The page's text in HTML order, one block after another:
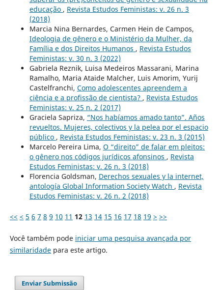
educação , Revista Estudos Feministas: v. 26 n. 3
(2018)
Marcia Nina Bernardes, Carmen Hein de Campos,
Ideologia de gênero e o Ministério da Mulher, da
Família e dos Direitos Humanos , Revista Estudos
Feministas: v. 30 n. 3 (2022)
Gabriela Reznik, Luisa Medeiros Massarani, Marina
Ramalho, Maria Ataide Malcher, Luis Amorim, Yurij
Castelfranchi, Como adolescentes apreendem a
ciência e a profissão de cientista? , Revista Estudos
Feministas: v. 25 n. 2 (2017)
Graciela Sapriza, “Nos habíamos amado tanto”. Años
revueltos. Mujeres, colectivos y la pelea por el espacio
público , Revista Estudos Feministas: v. 23 n. 3 (2015)
Marcelo Pereira Lima, O “direito” de falar em pleitos:
o gênero nos códigos jurídicos afonsinos , Revista
Estudos Feministas: v. 26 n. 3 (2018)
Florencia Goldsman, Derechos sexuales y la internet,
antología Global Information Society Watch , Revista
Estudos Feministas: v. 26 n. 2 (2018)
<< < 5 6 7 8 9 10 11 12 13 14 15 16 17 18 19 > >>
Você também pode iniciar uma pesquisa avançada por
similaridadepara este artigo.
Enviar Submissão